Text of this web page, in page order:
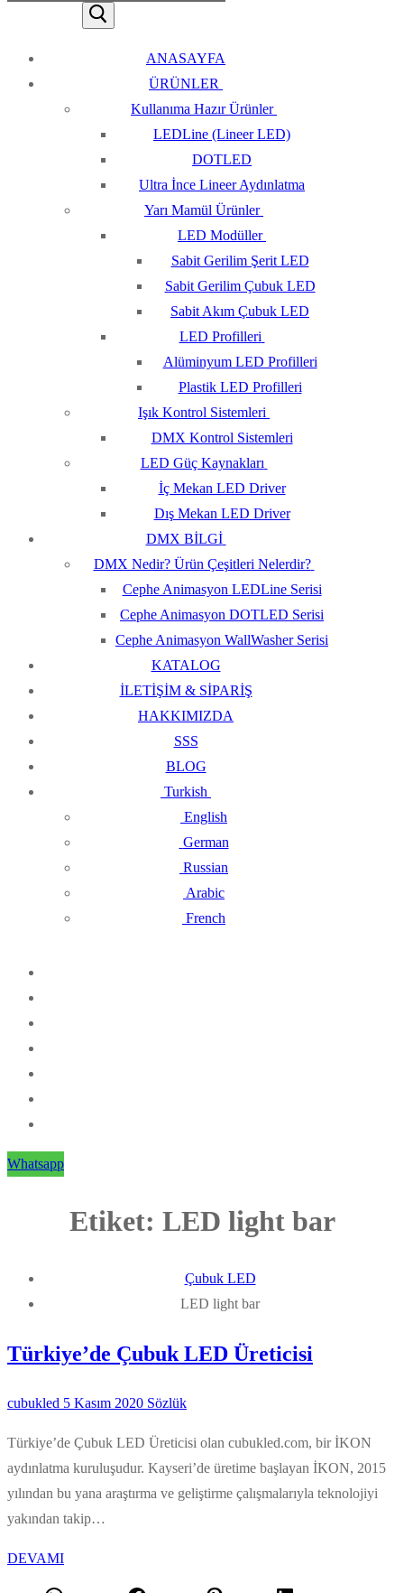
ANASAYFA
ÜRÜNLER
Kullanıma Hazır Ürünler
LEDLine (Lineer LED)
DOTLED
Ultra İnce Lineer Aydınlatma
Yarı Mamül Ürünler
LED Modüller
Sabit Gerilim Şerit LED
Sabit Gerilim Çubuk LED
Sabit Akım Çubuk LED
LED Profilleri
Alüminyum LED Profilleri
Plastik LED Profilleri
Işık Kontrol Sistemleri
DMX Kontrol Sistemleri
LED Güç Kaynakları
İç Mekan LED Driver
Dış Mekan LED Driver
DMX BİLGİ
DMX Nedir? Ürün Çeşitleri Nelerdir?
Cephe Animasyon LEDLine Serisi
Cephe Animasyon DOTLED Serisi
Cephe Animasyon WallWasher Serisi
KATALOG
İLETİŞİM & SİPARİŞ
HAKKIMIZDA
SSS
BLOG
Turkish
English
German
Russian
Arabic
French
Whatsapp
Etiket: LED light bar
Çubuk LED
LED light bar
Türkiye’de Çubuk LED Üreticisi
cubukled 5 Kasım 2020 Sözlük
Türkiye’de Çubuk LED Üreticisi olan cubukled.com, bir İKON
aydınlatma kuruluşudur. Kayseri’de üretime başlayan İKON, 2015
yılından bu yana araştırma ve geliştirme çalışmalarıyla teknolojiyi
yakından takip…
DEVAMI